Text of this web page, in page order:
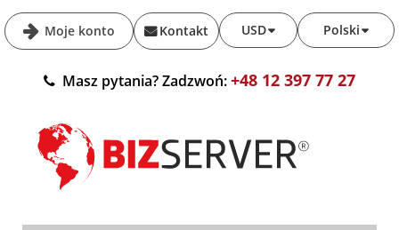
Moje konto Polski
USD
Kontakt
Masz pytania? Zadzwoń:+48 12 397 77 27